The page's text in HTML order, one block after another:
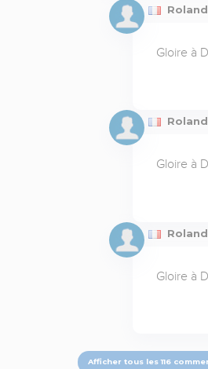
Gloire à
Gloire à
Gloire à
Afficher tous les 116